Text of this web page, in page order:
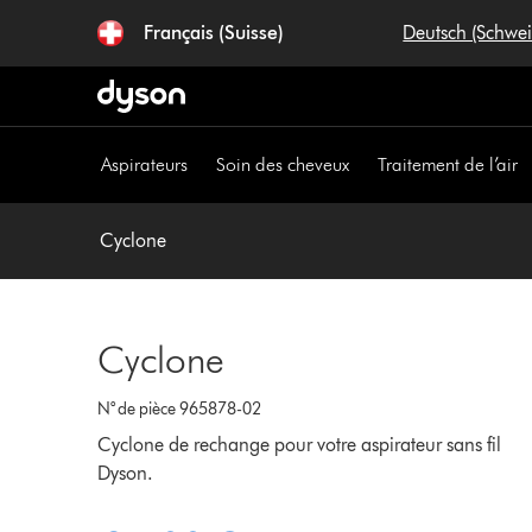
pages
Français (Suisse) Deutsch
Aspirateurs Soin des cheveux Traitement de l’air
Cyclone
Cyclone
N° de pièce 965878-02
Cyclone de rechange pour votre aspirateur sans fil
Dyson.